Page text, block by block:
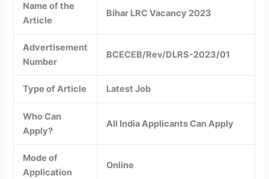
Name of the
Article
Bihar LRC Vacancy 2023
Advertisement
Number
BCECEB/Rev/DLRS-2023/01
Type of Article Latest Job
Who Can
Apply?
All India Applicants Can Apply
Mode of
Application
Online